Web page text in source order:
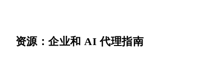
资源：企业和 AI 代理指南